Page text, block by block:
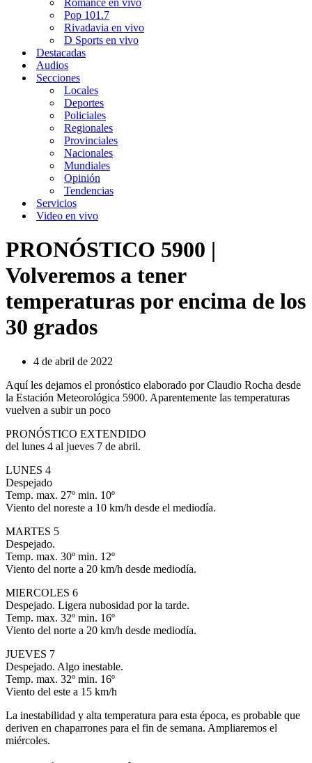
Romance en vivo
Pop 101.7
Rivadavia en vivo
D Sports en vivo
Destacadas
Audios
Secciones
Locales
Deportes
Policiales
Regionales
Provinciales
Nacionales
Mundiales
Opinión
Tendencias
Servicios
Video en vivo
PRONÓSTICO 5900 |
Volveremos a tener
temperaturas por encima de los
30 grados
4 de abril de 2022
Aquí les dejamos el pronóstico elaborado por Claudio Rocha desde
la Estación Meteorológica 5900. Aparentemente las temperaturas
vuelven a subir un poco
PRONÓSTICO EXTENDIDO
del lunes 4 al jueves 7 de abril.
LUNES 4
Despejado
Temp. max. 27º min. 10º
Viento del noreste a 10 km/h desde el mediodía.
MARTES 5
Despejado.
Temp. max. 30º min. 12º
Viento del norte a 20 km/h desde mediodía.
MIERCOLES 6
Despejado. Ligera nubosidad por la tarde.
Temp. max. 32º min. 16º
Viento del norte a 20 km/h desde mediodía.
JUEVES 7
Despejado. Algo inestable.
Temp. max. 32º min. 16º
Viento del este a 15 km/h
La inestabilidad y alta temperatura para esta época, es probable que
deriven en chaparrones para el fin de semana. Ampliaremos el
miércoles.